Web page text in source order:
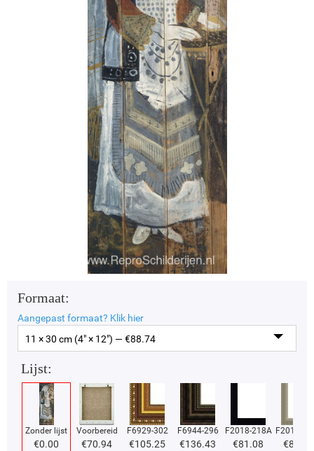
Formaat:
Aangepast formaat? Klik hier
11 × 30 cm (4" × 12") — €88.74
Lijst:
Zonder lijst
€0.00
Voorbereid
€70.94
F6929-302
€105.25
F6944-296
€136.43
F2018-218A
€81.08
F2018-
€81.08